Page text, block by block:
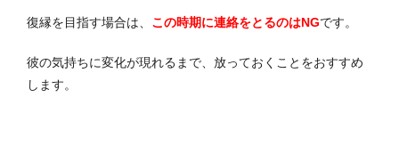
復縁を目指す場合は、 この時期に連絡をとるのはNGです。
彼の気持ちに変化が現れるまで、放っておくことをおすすめ
します。